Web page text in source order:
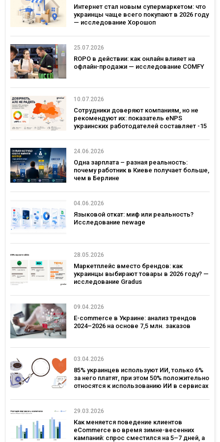
Интернет стал новым супермаркетом: что
украинцы чаще всего покупают в 2026 году
— исследование Хорошоп
25.07.2026
ROPO в действии: как онлайн влияет на
офлайн-продажи — исследование COMFY
10.07.2026
Сотрудники доверяют компаниям, но не
рекомендуют их: показатель eNPS
украинских работодателей составляет -15
24.06.2026
Одна зарплата – разная реальность:
почему работник в Киеве получает больше,
чем в Берлине
04.06.2026
Языковой откат: миф или реальность?
Исследование newage
28.05.2026
Маркетплейс вместо брендов: как
украинцы выбирают товары в 2026 году? —
исследование Gradus
09.04.2026
E-commerce в Украине: анализ трендов
2024–2026 на основе 7,5 млн. заказов
03.04.2026
85% украинцев используют ИИ, только 6%
за него платят, при этом 50% положительно
относятся к использованию ИИ в сервисах
29.03.2026
Как меняется поведение клиентов
eCommerce во время зимне-весенних
кампаний: спрос сместился на 5–7 дней, а